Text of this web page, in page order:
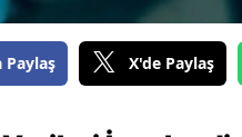
Paylaş X'de Paylaş